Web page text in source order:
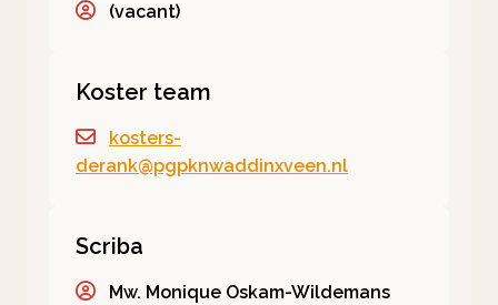
(vacant)
Koster team
kosters-
derank@pgpknwaddinxveen.nl
Scriba
Mw. Monique Oskam-Wildemans